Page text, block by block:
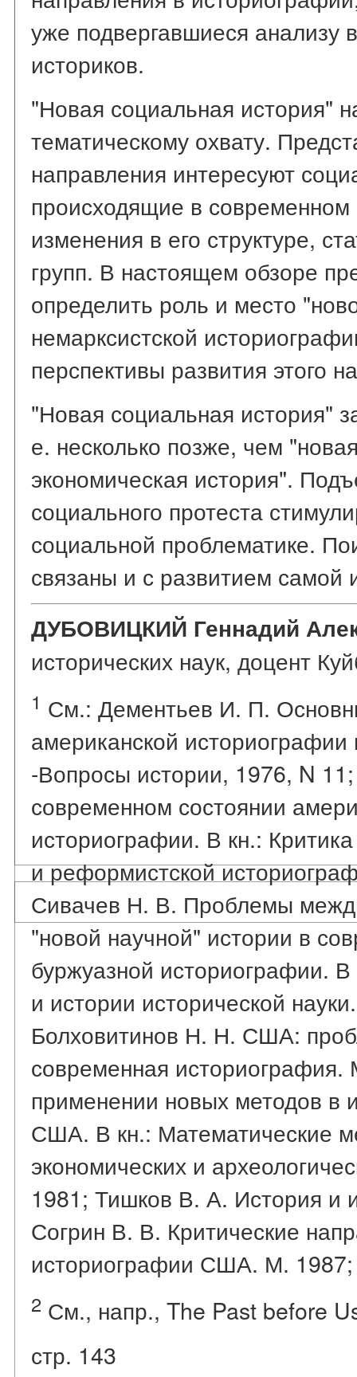
уже подвергавшиеся анализу
историков.
"Новая социальная история"
тематическому охвату.
направления интересуют
происходящие в
изменения в его структуре,
групп. В настоящем обзоре
определить роль и место
немарксистской
перспективы развития этого
"Новая социальная история"
е. несколько позже, чем
экономическая история".
социального протеста
социальной проблематике.
связаны и с развитием самой
ДУБОВИЦКИЙ Геннадий
исторических наук, доцент
1 См.: Дементьев И. П.
американской
-Вопросы истории, 1976, N
современном состоянии
историографии. В кн.:
и реформистской
Сивачев Н. В. Проблемы
"новой научной" истории в
буржуазной историографии.
и истории исторической
Болховитинов Н. Н. США:
современная
применении новых методов в
США. В кн.: Математические
экономических и
1981; Тишков В. А. История
Согрин В. В. Критические
историографии США. М.
2 См., напр., The Past before
стр. 143